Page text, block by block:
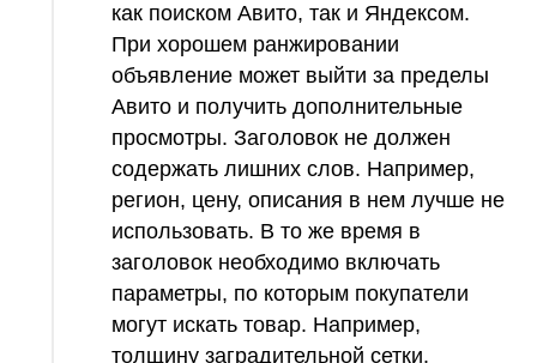
как поиском Авито, так и Яндексом.
При хорошем ранжировании
объявление может выйти за пределы
Авито и получить дополнительные
просмотры. Заголовок не должен
содержать лишних слов. Например,
регион, цену, описания в нем лучше не
использовать. В то же время в
заголовок необходимо включать
параметры, по которым покупатели
могут искать товар. Например,
толщину заградительной сетки.